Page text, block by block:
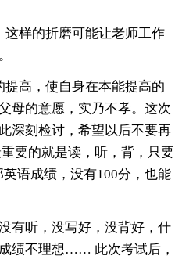
这样的折磨可能让老师工作
高，使自身在本能提高的
母的意愿，实乃不孝。这次
深刻检讨，希望以后不要再
要的就是读，听，背，只要
语成绩，没有100分，也能
有听，没写好，没背好，什
绩不理想…… 此次考试后，